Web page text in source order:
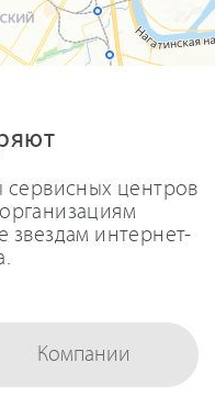
сервисных центров
звездам интернет-
Компании